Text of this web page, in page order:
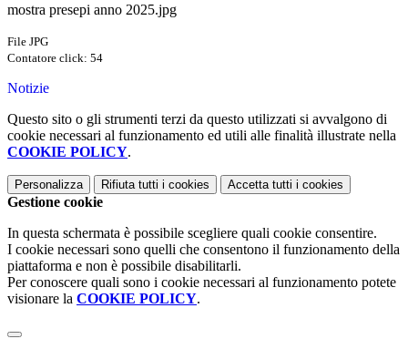
mostra presepi anno 2025.jpg
File JPG
Contatore click: 54
Notizie
Questo sito o gli strumenti terzi da questo utilizzati si avvalgono di
cookie necessari al funzionamento ed utili alle finalità illustrate nella
COOKIE POLICY.
Personalizza Rifiuta tutti i cookies Accetta tutti i cookies
Gestione cookie
In questa schermata è possibile scegliere quali cookie consentire.
I cookie necessari sono quelli che consentono il funzionamento della
piattaforma e non è possibile disabilitarli.
Per conoscere quali sono i cookie necessari al funzionamento potete
visionare la COOKIE POLICY.